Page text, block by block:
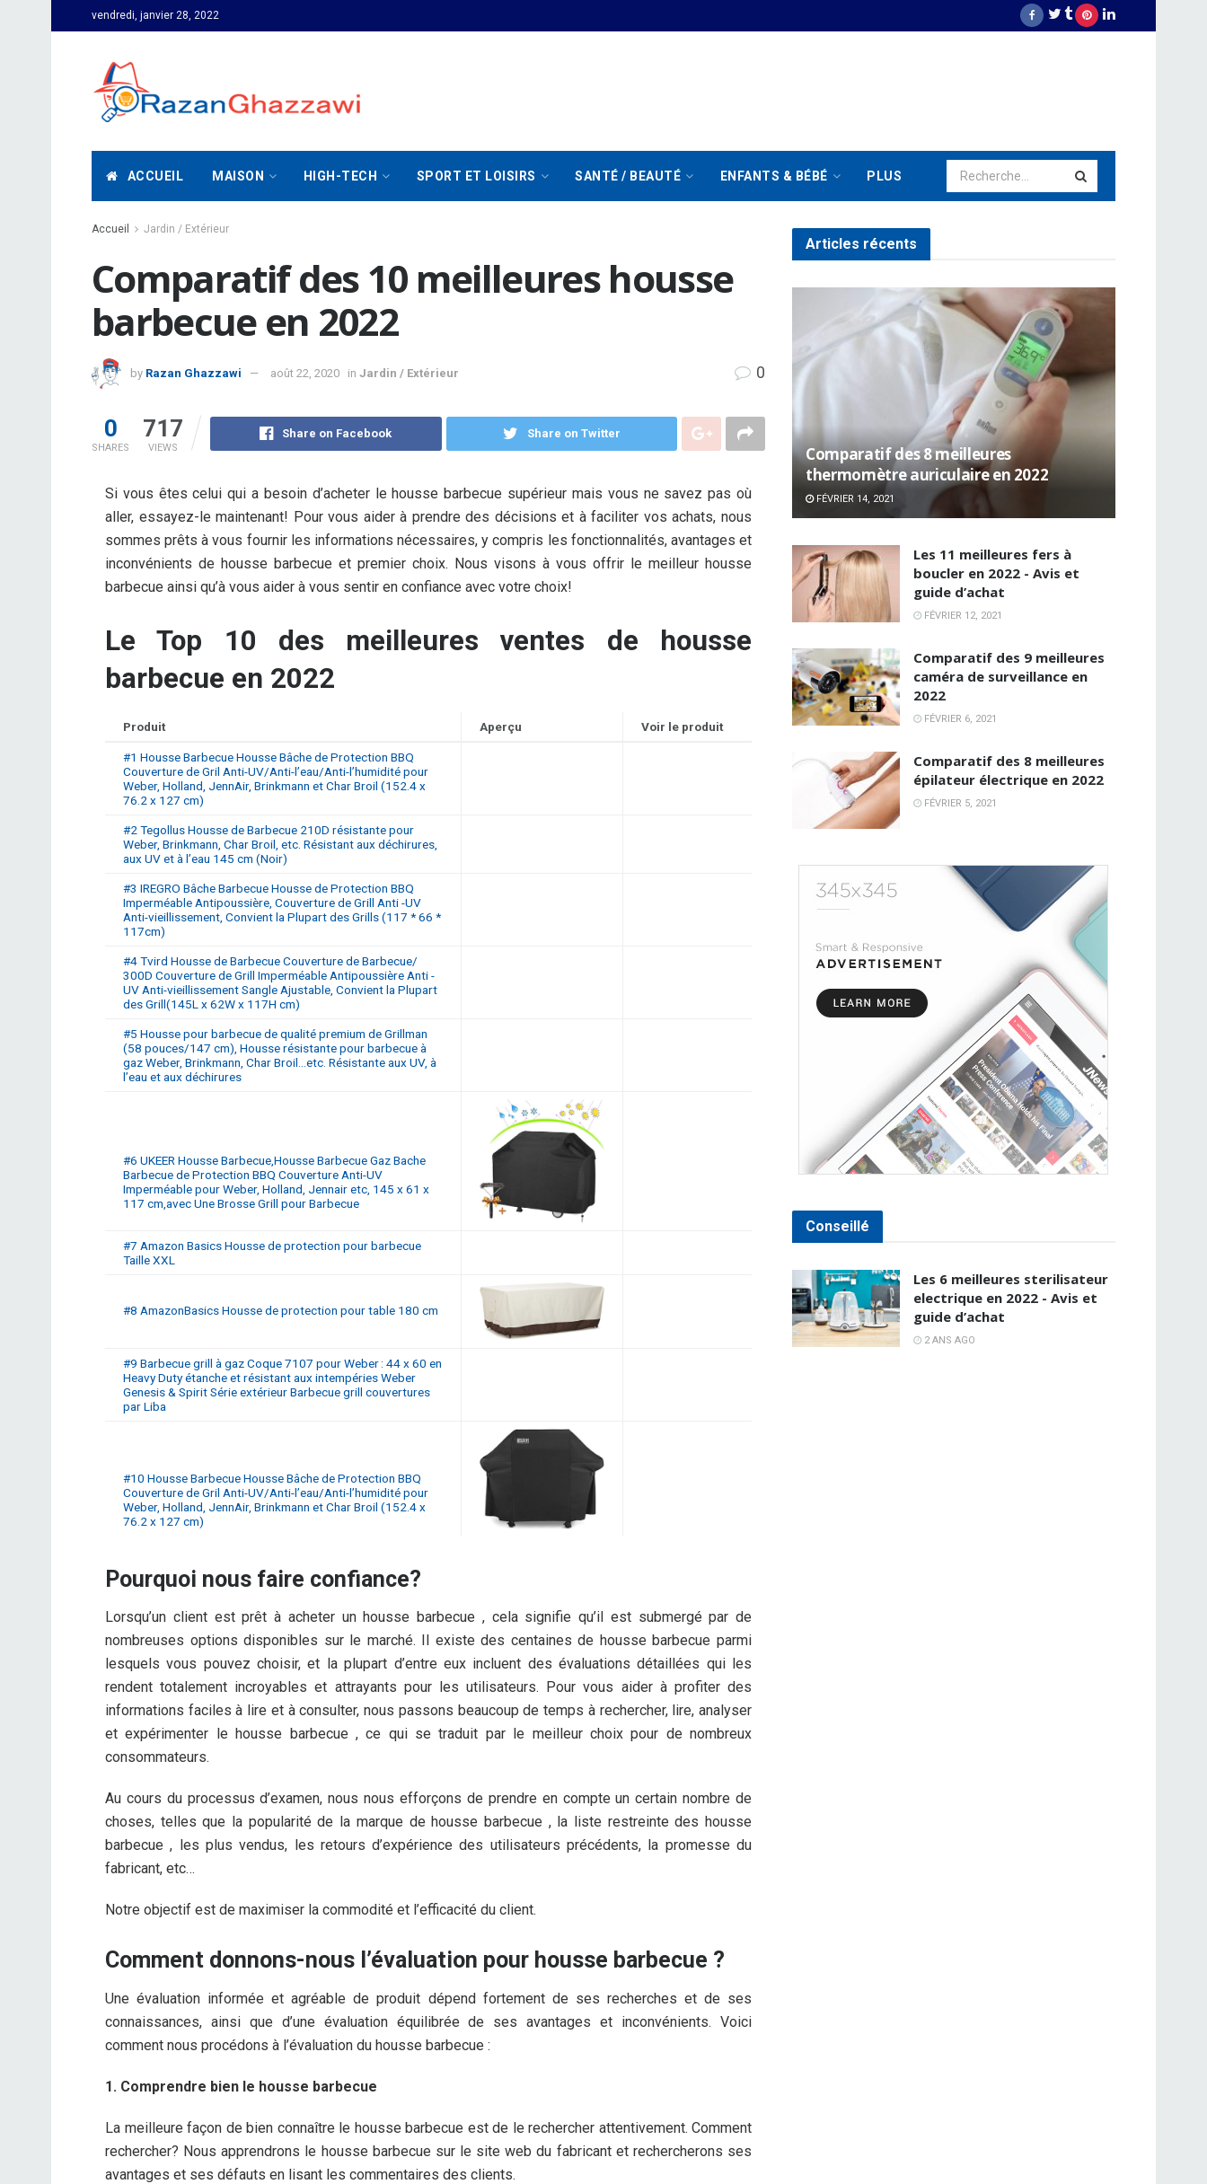
vendredi, janvier 28, 2022
ACCUEIL MAISON HIGH-TECH SPORT ET LOISIRS SANTÉ / BEAUTÉ ENFANTS & BÉBÉ PLUS
Accueil Jardin / Extérieur
Comparatif des 10 meilleures housse
barbecue en 2022
by Razan Ghazzawi août 22, 2020 in Jardin / Extérieur 0
0
SHARES
717
VIEWS
Share on Facebook Share on Twitter
Si vous êtes celui qui a besoin d’acheter le housse barbecue supérieur mais vous ne savez pas où
aller, essayez-le maintenant! Pour vous aider à prendre des décisions et à faciliter vos achats, nous
sommes prêts à vous fournir les informations nécessaires, y compris les fonctionnalités, avantages et
inconvénients de housse barbecue et premier choix. Nous visons à vous offrir le meilleur housse
barbecue ainsi qu’à vous aider à vous sentir en confiance avec votre choix!
Le Top 10 des meilleures ventes de housse
barbecue en 2022
Produit Aperçu Voir le produit
#1 Housse Barbecue Housse Bâche de Protection BBQ
Couverture de Gril Anti-UV/Anti-l’eau/Anti-l’humidité pour
Weber, Holland, JennAir, Brinkmann et Char Broil (152.4 x
76.2 x 127 cm)
#2 Tegollus Housse de Barbecue 210D résistante pour
Weber, Brinkmann, Char Broil, etc. Résistant aux déchirures,
aux UV et à l’eau 145 cm (Noir)
#3 IREGRO Bâche Barbecue Housse de Protection BBQ
Imperméable Antipoussière, Couverture de Grill Anti -UV
Anti-vieillissement, Convient la Plupart des Grills (117 * 66 *
117cm)
#4 Tvird Housse de Barbecue Couverture de Barbecue/
300D Couverture de Grill Imperméable Antipoussière Anti -
UV Anti-vieillissement Sangle Ajustable, Convient la Plupart
des Grill(145L x 62W x 117H cm)
#5 Housse pour barbecue de qualité premium de Grillman
(58 pouces/147 cm), Housse résistante pour barbecue à
gaz Weber, Brinkmann, Char Broil…etc. Résistante aux UV, à
l’eau et aux déchirures
#6 UKEER Housse Barbecue,Housse Barbecue Gaz Bache
Barbecue de Protection BBQ Couverture Anti-UV
Imperméable pour Weber, Holland, Jennair etc, 145 x 61 x
117 cm,avec Une Brosse Grill pour Barbecue
#7 Amazon Basics Housse de protection pour barbecue
Taille XXL
#8 AmazonBasics Housse de protection pour table 180 cm
#9 Barbecue grill à gaz Coque 7107 pour Weber : 44 x 60 en
Heavy Duty étanche et résistant aux intempéries Weber
Genesis & Spirit Série extérieur Barbecue grill couvertures
par Liba
#10 Housse Barbecue Housse Bâche de Protection BBQ
Couverture de Gril Anti-UV/Anti-l’eau/Anti-l’humidité pour
Weber, Holland, JennAir, Brinkmann et Char Broil (152.4 x
76.2 x 127 cm)
Pourquoi nous faire confiance?
Lorsqu’un client est prêt à acheter un housse barbecue , cela signifie qu’il est submergé par de
nombreuses options disponibles sur le marché. Il existe des centaines de housse barbecue parmi
lesquels vous pouvez choisir, et la plupart d’entre eux incluent des évaluations détaillées qui les
rendent totalement incroyables et attrayants pour les utilisateurs. Pour vous aider à profiter des
informations faciles à lire et à consulter, nous passons beaucoup de temps à rechercher, lire, analyser
et expérimenter le housse barbecue , ce qui se traduit par le meilleur choix pour de nombreux
consommateurs.
Au cours du processus d’examen, nous nous efforçons de prendre en compte un certain nombre de
choses, telles que la popularité de la marque de housse barbecue , la liste restreinte des housse
barbecue , les plus vendus, les retours d’expérience des utilisateurs précédents, la promesse du
fabricant, etc…
Notre objectif est de maximiser la commodité et l’efficacité du client.
Comment donnons-nous l’évaluation pour housse barbecue ?
Une évaluation informée et agréable de produit dépend fortement de ses recherches et de ses
connaissances, ainsi que d’une évaluation équilibrée de ses avantages et inconvénients. Voici
comment nous procédons à l’évaluation du housse barbecue :
1. Comprendre bien le housse barbecue
La meilleure façon de bien connaître le housse barbecue est de le rechercher attentivement. Comment
rechercher? Nous apprendrons le housse barbecue sur le site web du fabricant et rechercherons ses
avantages et ses défauts en lisant les commentaires des clients.
Articles récents
Comparatif des 8 meilleures
thermomètre auriculaire en 2022
FÉVRIER 14, 2021
Les 11 meilleures fers à
boucler en 2022 - Avis et
guide d’achat
FÉVRIER 12, 2021
Comparatif des 9 meilleures
caméra de surveillance en
2022
FÉVRIER 6, 2021
Comparatif des 8 meilleures
épilateur électrique en 2022
FÉVRIER 5, 2021
Conseillé
Les 6 meilleures sterilisateur
electrique en 2022 - Avis et
guide d’achat
2 ANS AGO